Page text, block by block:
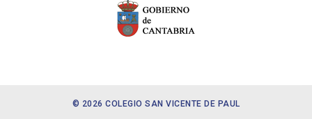
© 2026 COLEGIO SAN VICENTE DE PAUL